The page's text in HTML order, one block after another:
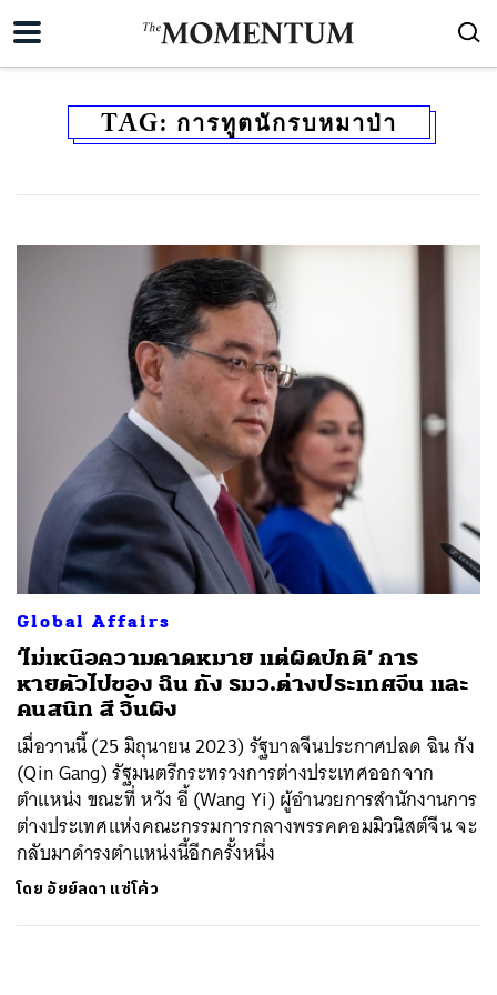
TAG: การทูตนักรบหมาป่า
Global Affairs
‘ไม่เหนือความคาดหมาย แต่ผิดปกติ’ การ
หายตัวไปของ ฉิน กัง รมว.ต่างประเทศจีน และ
คนสนิท สี จิ้นผิง
เมื่อวานนี้ (25 มิถุนายน 2023) รัฐบาลจีนประกาศปลด ฉิน กัง
(Qin Gang) รัฐมนตรีกระทรวงการต่างประเทศออกจาก
ตำแหน่ง ขณะที่ หวัง อี้ (Wang Yi) ผู้อำนวยการสำนักงานการ
ต่างประเทศแห่งคณะกรรมการกลางพรรคคอมมิวนิสต์จีน จะ
กลับมาดำรงตำแหน่งนี้อีกครั้งหนึ่ง
โดย อัยย์ลดา แซ่โค้ว
SHARE